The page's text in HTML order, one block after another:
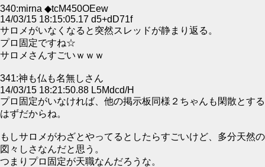
340:mirna ◆tcM450OEew
14/03/15 18:15:05.17 d5+dD71f
サロメがいなくなると突然スレッドが静まり返る。
プロ固定ですね☆
サロメさんすごいｗｗｗ
341:神も仏も名無しさん
14/03/15 18:21:50.88 L5Mdcd/H
プロ固定がいなければ、他の掲示板同様２ちゃんも閑散とする
はずだからね。
もしサロメがわざとやってるとしたらすごいけど、多分天然の
図々しさなんだと思う。
つまりプロ固定が天職なんだろうな。